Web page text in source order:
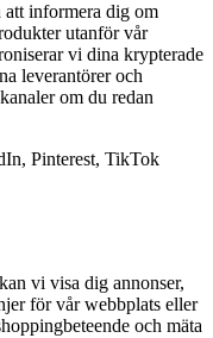
informera dig om
utanför vår
vi dina krypterade
leverantörer och
om du redan
Pinterest, TikTok
vi visa dig annonser,
för vår webbplats eller
och mäta